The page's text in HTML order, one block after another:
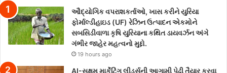
ઔદ્યોગિક વપરાશકર્તાઓ, ખાસ કરીને યુરિયા
ફોર્માલ્ડીહાઇડ (UF) રેઝિન ઉત્પાદન એકમોને
સબસિડીવાળા કૃષિ યુરિયાના કથિત ડાયવર્ઝન અંગે
ગંભીર જાહેર મહત્વનો મુદ્દો.
19 hours ago
AI-સક્ષમ માર્કેટિંગ લીડર્સની આગામી પેઢી તૈયાર કરવા